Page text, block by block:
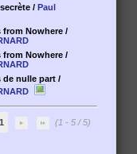
/ Paul
from Nowhere /
from Nowhere /
de nulle part /
1 (1 - 5 / 5)